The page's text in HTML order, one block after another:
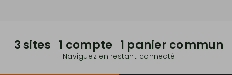
3 sites 1 compte 1 panier commun
Naviguez en restant connecté